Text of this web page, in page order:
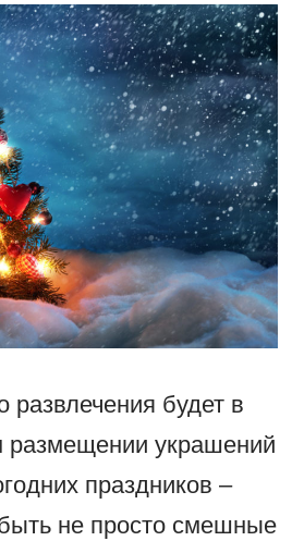
развлечения будет в
размещении украшений
праздников –
не просто смешные